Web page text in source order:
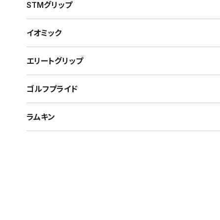
STMグリップ
イオミック
エリートグリップ
ゴルフプライド
ラムキン